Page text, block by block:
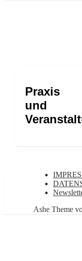
Praxis
und
Ashe Theme